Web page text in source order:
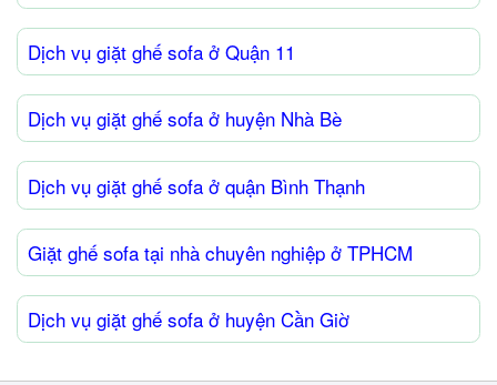
Dịch vụ giặt ghế sofa ở Quận 11
Dịch vụ giặt ghế sofa ở huyện Nhà Bè
Dịch vụ giặt ghế sofa ở quận Bình Thạnh
Giặt ghế sofa tại nhà chuyên nghiệp ở TPHCM
Dịch vụ giặt ghế sofa ở huyện Cần Giờ